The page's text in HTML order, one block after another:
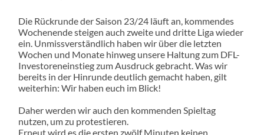
Die Rückrunde der Saison 23/24 läuft an, kommendes
Wochenende steigen auch zweite und dritte Liga wieder
ein. Unmissverständlich haben wir über die letzten
Wochen und Monate hinweg unsere Haltung zum DFL-
Investoreneinstieg zum Ausdruck gebracht. Was wir
bereits in der Hinrunde deutlich gemacht haben, gilt
weiterhin: Wir haben euch im Blick!
Daher werden wir auch den kommenden Spieltag
nutzen, um zu protestieren.
Erneut wird es die ersten zwölf Minuten keinen